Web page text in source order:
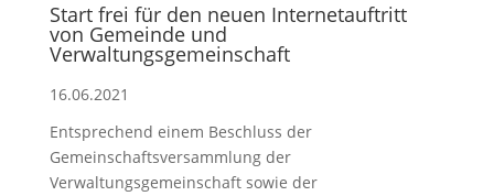
Start frei für den neuen Internetauftritt
von Gemeinde und
Verwaltungsgemeinschaft
16.06.2021
Entsprechend einem Beschluss der
Gemeinschaftsversammlung der
Verwaltungsgemeinschaft sowie der